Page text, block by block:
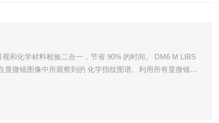
材料检验二合一，节省 90% 的时间。 DM6 M LIBS
显微镜图像中所观察到的 化学指纹图谱。利用所有显微镜功